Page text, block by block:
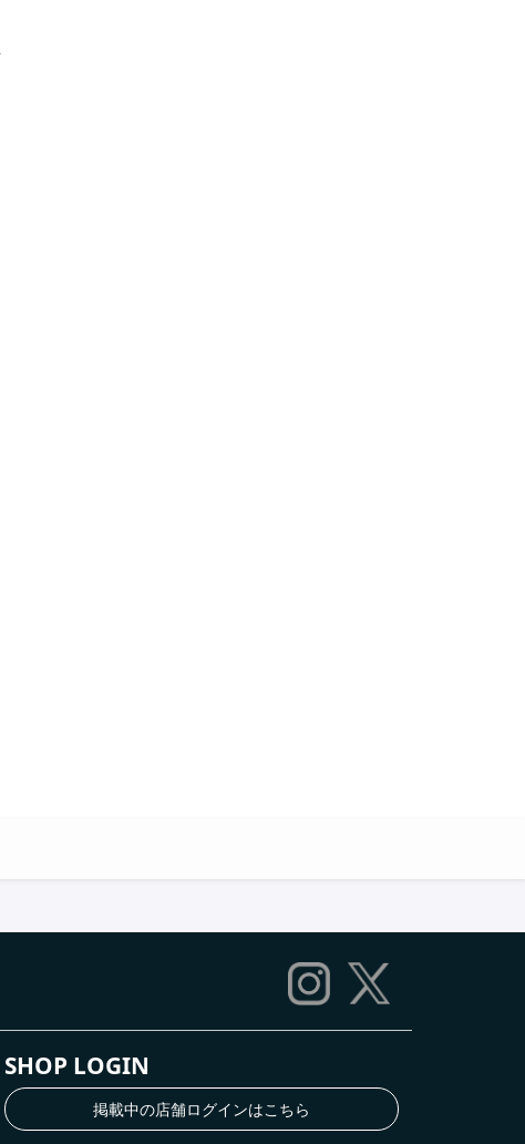
SHOP LOGIN
掲載中の店舗ログインはこちら